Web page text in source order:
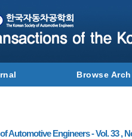
Browse
Automotive Engineers - Vol. 33 ,